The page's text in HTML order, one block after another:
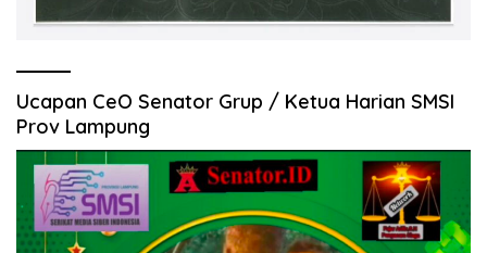
Ucapan CeO Senator Grup / Ketua Harian SMSI
Prov Lampung